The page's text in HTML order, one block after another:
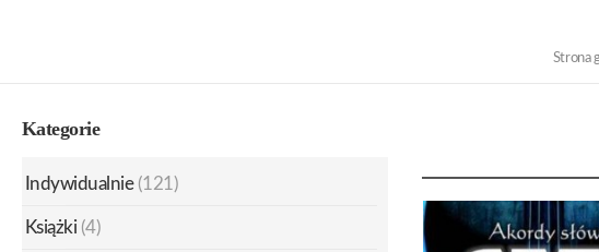
Strona
Kategorie
Indywidualnie (121)
Książki (4)